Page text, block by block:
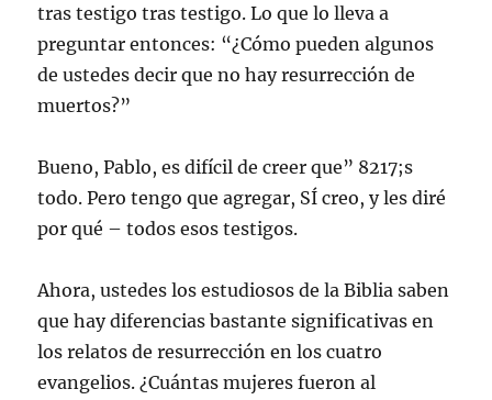
tras testigo tras testigo. Lo que lo lleva a
preguntar entonces: “¿Cómo pueden algunos
de ustedes decir que no hay resurrección de
muertos?”
Bueno, Pablo, es difícil de creer que” 8217;s
todo. Pero tengo que agregar, SÍ creo, y les diré
por qué – todos esos testigos.
Ahora, ustedes los estudiosos de la Biblia saben
que hay diferencias bastante significativas en
los relatos de resurrección en los cuatro
evangelios. ¿Cuántas mujeres fueron al